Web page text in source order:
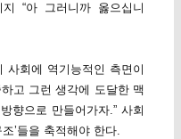
지 “아 그러니까 옳으십니
사회에 역기능적인 측면이
고 그런 생각에 도달한 맥
향으로 만들어가자.” 사회
’들을 축적해야 한다.